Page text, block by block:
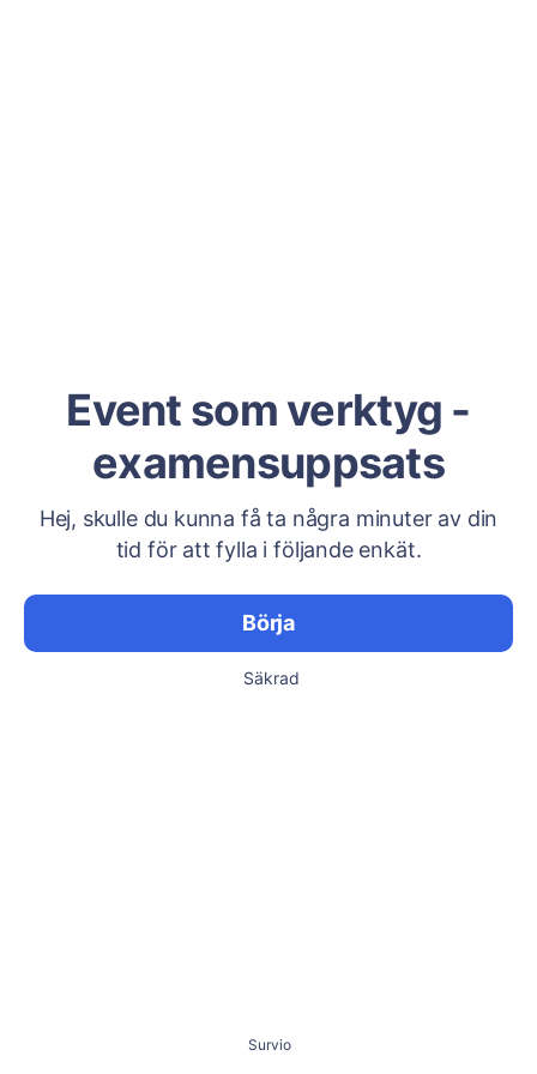
Event som verktyg -
examensuppsats
Hej, skulle du kunna få ta några minuter av din
tid för att fylla i följande enkät.
Börja
Säkrad
Survio